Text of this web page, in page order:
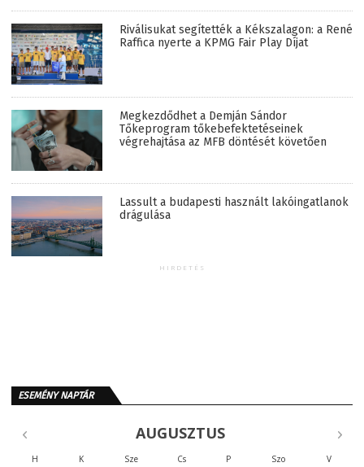
Riválisukat segítették a Kékszalagon: a René
Raffica nyerte a KPMG Fair Play Díjat
Megkezdődhet a Demján Sándor
Tőkeprogram tőkebefektetéseinek
végrehajtása az MFB döntését követően
Lassult a budapesti használt lakóingatlanok
drágulása
HIRDETÉS
ESEMÉNY NAPTÁR
AUGUSZTUS
H K Sze Cs P Szo
V